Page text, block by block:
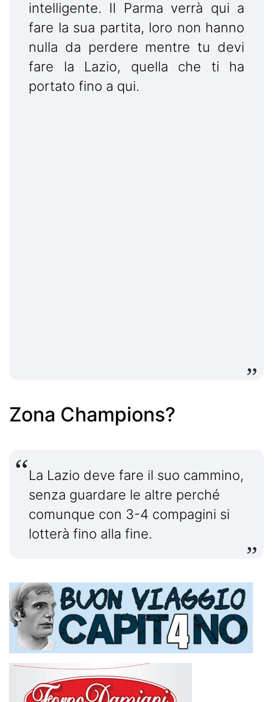
intelligente. Il Parma verrà qui a
fare la sua partita, loro non hanno
nulla da perdere mentre tu devi
fare la Lazio, quella che ti ha
portato fino a qui.
Zona Champions?
La Lazio deve fare il suo cammino,
senza guardare le altre perché
comunque con 3-4 compagini si
lotterà fino alla fine.